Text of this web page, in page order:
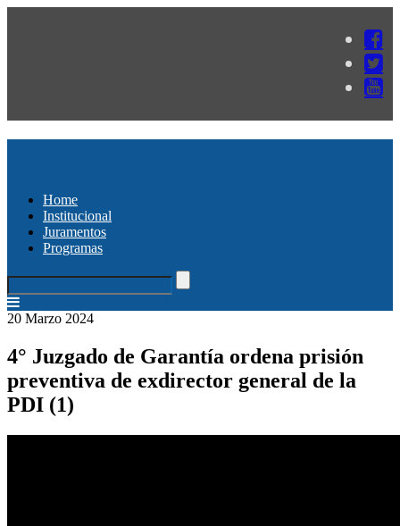
Home
Institucional
Juramentos
Programas
20 Marzo 2024
4° Juzgado de Garantía ordena prisión
preventiva de exdirector general de la
PDI (1)